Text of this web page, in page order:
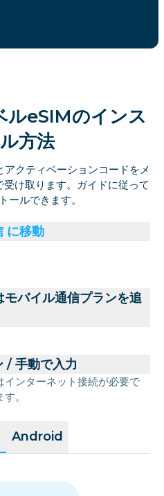
eSIMのインス
方法
クティベーションコードをメ
け取ります。ガイドに従って
ールできます。
Android
に移動
バイル通信プランを追
/ 手動で入力
ンターネット接続が必要で
。